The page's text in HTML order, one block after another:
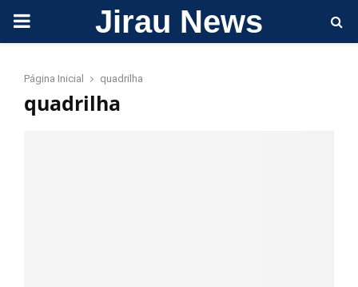
PRIMARY Jirau News
Página Inicial quadrilha
quadrilha